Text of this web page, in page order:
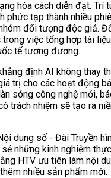
hóa cách diễn đạt. Trí
phức tạp thành nhiều
đối tượng độc giả.
trong việc tổng hợp tài
tế tương đương.
định AI không thay
trị cho các hoạt động
sóng công nghệ mới,
trách nhiệm sẽ tạo ra
dung số - Đài Truyền
những kinh nghiệm
HTV ưu tiên làm nội
nhiều sản phẩm mới.